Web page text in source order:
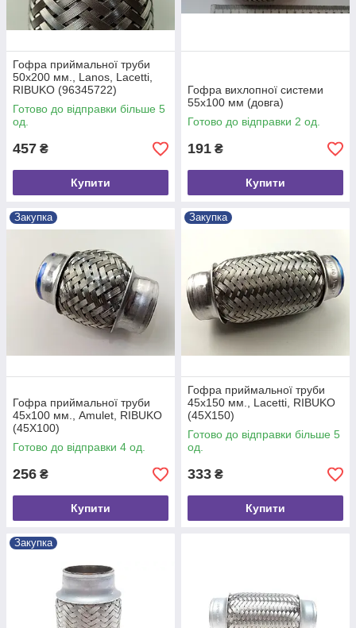
Гофра приймальної труби
50х200 мм., Lanos, Lacetti,
RIBUKO (96345722)
Готово до відправки більше 5
од.
457 ₴
Купити
Гофра вихлопної системи
55х100 мм (довга)
Готово до відправки 2 од.
191 ₴
Купити
Закупка
Гофра приймальної труби
45х100 мм., Amulet, RIBUKO
(45X100)
Готово до відправки 4 од.
256 ₴
Купити
Закупка
Гофра приймальної труби
45х150 мм., Lacetti, RIBUKO
(45X150)
Готово до відправки більше 5
од.
333 ₴
Купити
Закупка